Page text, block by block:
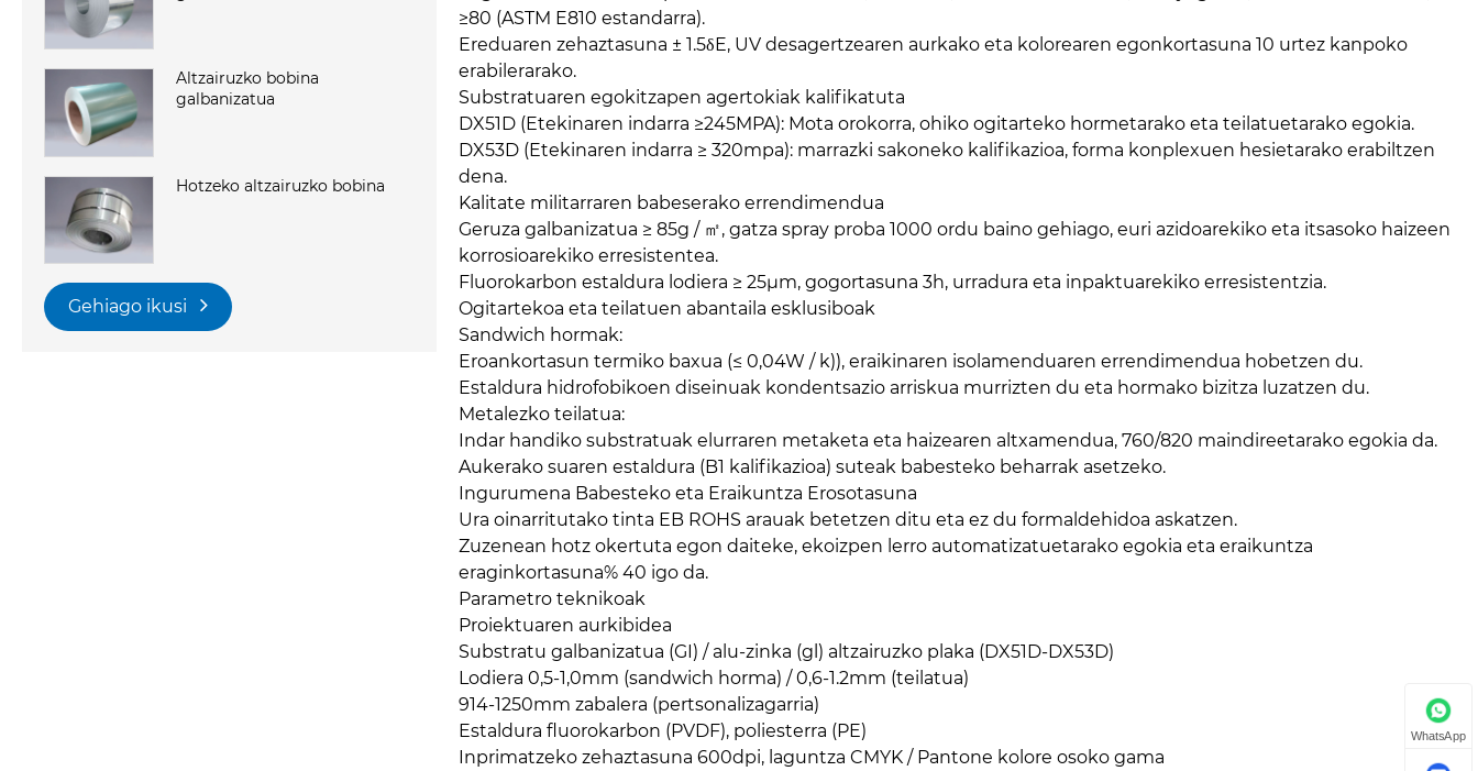
Altzairuzko bobina
galbanizatua
Hotzeko altzairuzko bobina
Gehiago ikusi
≥80 (ASTM E810 estandarra).
Ereduaren zehaztasuna ± 1.5δE, UV desagertzearen aurkako eta kolorearen egonkortasuna 10 urtez kanpoko
erabilerarako.
Substratuaren egokitzapen agertokiak kalifikatuta
DX51D (Etekinaren indarra ≥245MPA): Mota orokorra, ohiko ogitarteko hormetarako eta teilatuetarako egokia.
DX53D (Etekinaren indarra ≥ 320mpa): marrazki sakoneko kalifikazioa, forma konplexuen hesietarako erabiltzen
dena.
Kalitate militarraren babeserako errendimendua
Geruza galbanizatua ≥ 85g / ㎡, gatza spray proba 1000 ordu baino gehiago, euri azidoarekiko eta itsasoko haizeen
korrosioarekiko erresistentea.
Fluorokarbon estaldura lodiera ≥ 25μm, gogortasuna 3h, urradura eta inpaktuarekiko erresistentzia.
Ogitartekoa eta teilatuen abantaila esklusiboak
Sandwich hormak:
Eroankortasun termiko baxua (≤ 0,04W / k)), eraikinaren isolamenduaren errendimendua hobetzen du.
Estaldura hidrofobikoen diseinuak kondentsazio arriskua murrizten du eta hormako bizitza luzatzen du.
Metalezko teilatua:
Indar handiko substratuak elurraren metaketa eta haizearen altxamendua, 760/820 maindireetarako egokia da.
Aukerako suaren estaldura (B1 kalifikazioa) suteak babesteko beharrak asetzeko.
Ingurumena Babesteko eta Eraikuntza Erosotasuna
Ura oinarritutako tinta EB ROHS arauak betetzen ditu eta ez du formaldehidoa askatzen.
Zuzenean hotz okertuta egon daiteke, ekoizpen lerro automatizatuetarako egokia eta eraikuntza
eraginkortasuna% 40 igo da.
Parametro teknikoak
Proiektuaren aurkibidea
Substratu galbanizatua (GI) / alu-zinka (gl) altzairuzko plaka (DX51D-DX53D)
Lodiera 0,5-1,0mm (sandwich horma) / 0,6-1.2mm (teilatua)
914-1250mm zabalera (pertsonalizagarria)
Estaldura fluorokarbon (PVDF), poliesterra (PE)
Inprimatzeko zehaztasuna 600dpi, laguntza CMYK / Pantone kolore osoko gama
WhatsApp